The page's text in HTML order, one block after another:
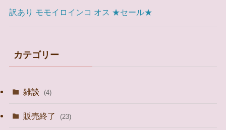
訳あり モモイロインコ オス ★セール★
カテゴリー
雑談 (4)
販売終了 (23)